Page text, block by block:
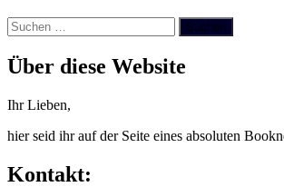
Suchen
nach:
Über diese Website
Ihr Lieben,
hier seid ihr auf der Seite eines absoluten
Kontakt: